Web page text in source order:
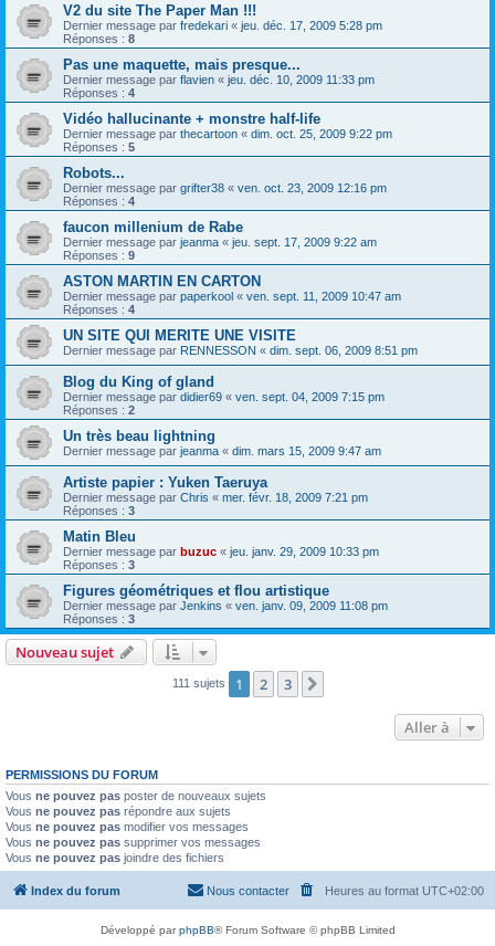
V2 du site The Paper Man !!!
Dernier message par fredekari « jeu. déc. 17, 2009 5:28 pm
Réponses : 8
Pas une maquette, mais presque...
Dernier message par flavien « jeu. déc. 10, 2009 11:33 pm
Réponses : 4
Vidéo hallucinante + monstre half-life
Dernier message par thecartoon « dim. oct. 25, 2009 9:22 pm
Réponses : 5
Robots...
Dernier message par grifter38 « ven. oct. 23, 2009 12:16 pm
Réponses : 4
faucon millenium de Rabe
Dernier message par jeanma « jeu. sept. 17, 2009 9:22 am
Réponses : 9
ASTON MARTIN EN CARTON
Dernier message par paperkool « ven. sept. 11, 2009 10:47 am
Réponses : 4
UN SITE QUI MERITE UNE VISITE
Dernier message par RENNESSON « dim. sept. 06, 2009 8:51 pm
Blog du King of gland
Dernier message par didier69 « ven. sept. 04, 2009 7:15 pm
Réponses : 2
Un très beau lightning
Dernier message par jeanma « dim. mars 15, 2009 9:47 am
Artiste papier : Yuken Taeruya
Dernier message par Chris « mer. févr. 18, 2009 7:21 pm
Réponses : 3
Matin Bleu
Dernier message par buzuc « jeu. janv. 29, 2009 10:33 pm
Réponses : 3
Figures géométriques et flou artistique
Dernier message par Jenkins « ven. janv. 09, 2009 11:08 pm
Réponses : 3
Nouveau sujet
111 sujets 1 2 3
Aller à
PERMISSIONS DU FORUM
Vous ne pouvez pas poster de nouveaux sujets
Vous ne pouvez pas répondre aux sujets
Vous ne pouvez pas modifier vos messages
Vous ne pouvez pas supprimer vos messages
Vous ne pouvez pas joindre des fichiers
Index du forum Heures au format UTC+02:00
Nous contacter
Développé parphpBB® Forum Software © phpBB Limited